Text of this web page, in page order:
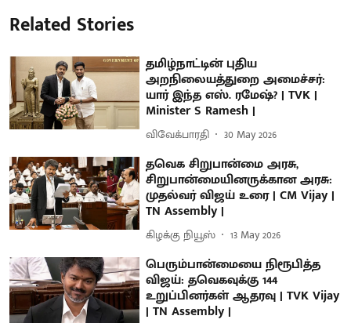
Related Stories
தமிழ்நாட்டின் புதிய
அறநிலையத்துறை அமைச்சர்:
யார் இந்த எஸ். ரமேஷ்? | TVK |
Minister S Ramesh |
விவேக்பாரதி 30 May 2026
தவெக சிறுபான்மை அரசு,
சிறுபான்மையினருக்கான அரசு:
முதல்வர் விஜய் உரை | CM Vijay |
TN Assembly |
கிழக்கு நியூஸ் 13 May 2026
பெரும்பான்மையை நிரூபித்த
விஜய்: தவெகவுக்கு 144
உறுப்பினர்கள் ஆதரவு | TVK Vijay
| TN Assembly |